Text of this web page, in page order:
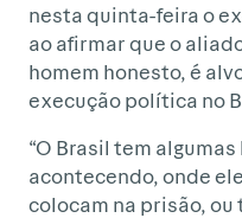
nesta quinta-feira o
ao afirmar que o
homem honesto, é
execução política no
“O Brasil tem
acontecendo, onde
colocam na prisão,